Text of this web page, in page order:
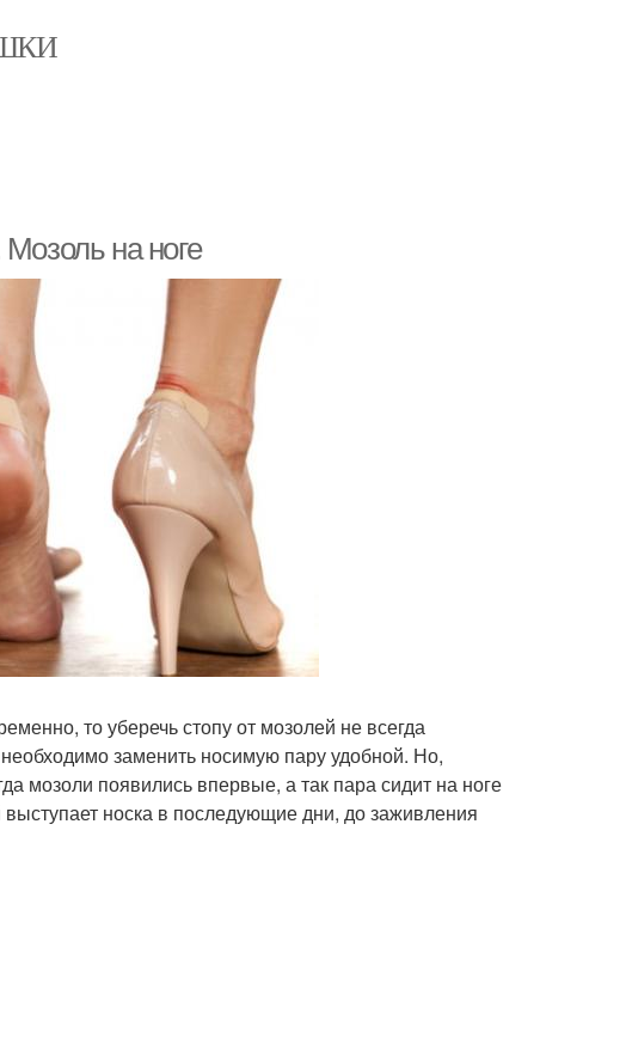
на ноге
то уберечь стопу от мозолей не всегда
заменить носимую пару удобной. Но,
мозоли появились впервые, а так пара сидит на ноге
носка в последующие дни, до заживления